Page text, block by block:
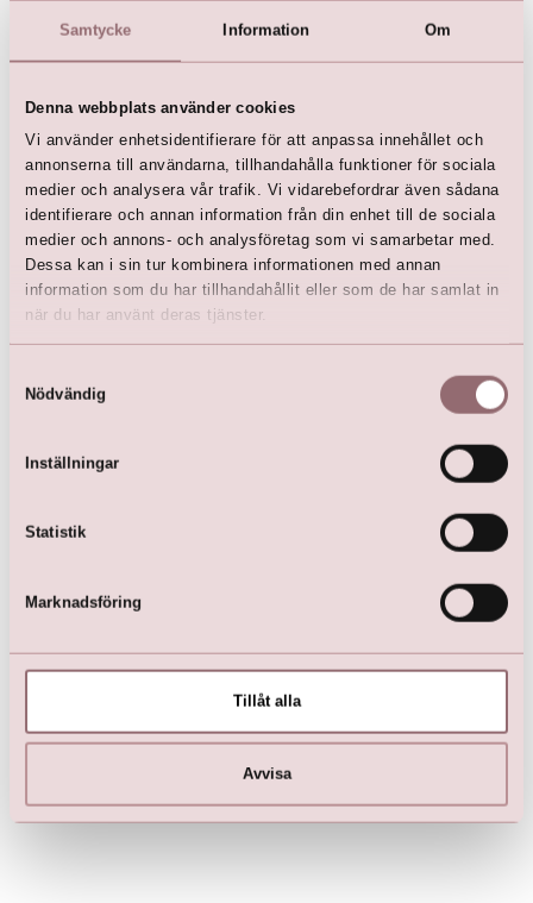
Samtycke Information Om
Denna webbplats använder cookies
Vi använder enhetsidentifierare för att anpassa innehållet och
annonserna till användarna, tillhandahålla funktioner för sociala
medier och analysera vår trafik. Vi vidarebefordrar även sådana
identifierare och annan information från din enhet till de sociala
medier och annons- och analysföretag som vi samarbetar med.
Dessa kan i sin tur kombinera informationen med annan
information som du har tillhandahållit eller som de har samlat in
när du har använt deras tjänster.
Nödvändig
Inställningar
Statistik
Marknadsföring
Tillåt alla
Avvisa
Vi rekommenderar också:
LILLY Crunchy Tulle Illusion
V-hals (mörkblå)
kr 4 499,00
V-hals (grön)
LILLY Crunchy Tulle Illusion
kr 2 500,00
4 499,00